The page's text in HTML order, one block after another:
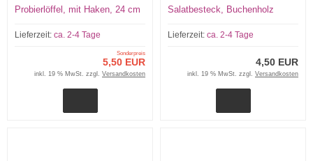
Probierlöffel, mit Haken, 24 cm
Lieferzeit: ca. 2-4 Tage
Sonderpreis
5,50 EUR
inkl. 19 % MwSt. zzgl. Versandkosten
Salatbesteck, Buchenholz
Lieferzeit: ca. 2-4 Tage
4,50 EUR
inkl. 19 % MwSt. zzgl. Versandkosten